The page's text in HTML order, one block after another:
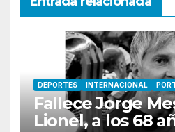
DEPORTES INTERNACIONAL
Fallece Jorge
Lionel, a los 68